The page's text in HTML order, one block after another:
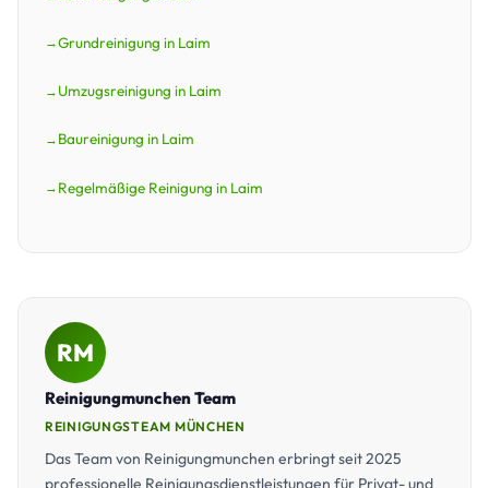
Grundreinigung in Laim
Umzugsreinigung in Laim
Baureinigung in Laim
Regelmäßige Reinigung in Laim
RM
Reinigungmunchen Team
REINIGUNGSTEAM MÜNCHEN
Das Team von Reinigungmunchen erbringt seit 2025
professionelle Reinigungsdienstleistungen für Privat- und